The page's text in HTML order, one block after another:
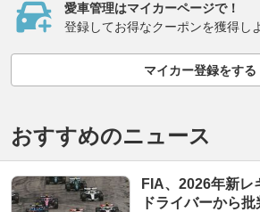
愛車管理はマイカーページで！
登録してお得なクーポンを獲得し
マイカー登録をする
おすすめのニュース
FIA、2026年新レ
ドライバーから